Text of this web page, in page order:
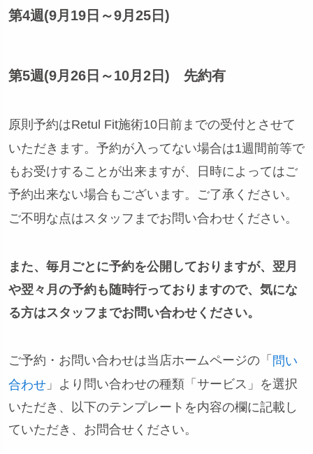
第4週(9月19日～9月25日)
第5週(9月26日～10月2日) 先約有
原則予約はRetul Fit施術10日前までの受付とさせて
いただきます。予約が入ってない場合は1週間前等で
もお受けすることが出来ますが、日時によってはご
予約出来ない場合もございます。ご了承ください。
ご不明な点はスタッフまでお問い合わせください。
また、毎月ごとに予約を公開しておりますが、翌月
や翌々月の予約も随時行っておりますので、気にな
る方はスタッフまでお問い合わせください。
ご予約・お問い合わせは当店ホームページの「 問い
合わせ」より問い合わせの種類「サービス」を選択
いただき、以下のテンプレートを内容の欄に記載し
ていただき、お問合せください。